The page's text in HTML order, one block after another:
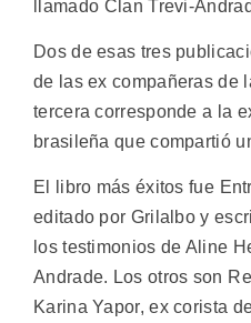
llamado Clan Trevi-
Dos de esas tres
de las ex compañeras de
tercera corresponde a la
brasileña que compartió
El libro más éxitos fue
editado por Grilalbo y
los testimonios de Aline
Andrade. Los otros son
Karina Yapor, ex corista